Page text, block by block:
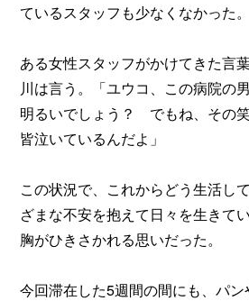
ているスタッフも少なくなかった。
ある女性スタッフがかけてきた言
川は言う。「ユウコ、この病院の
明るいでしょう？ でもね、その
皆泣いているんだよ」
この状況で、これからどう生活し
ざまな不安を抱えて日々を生きて
胸がひきさかれる思いだった。
今回滞在した5週間の間にも、パ